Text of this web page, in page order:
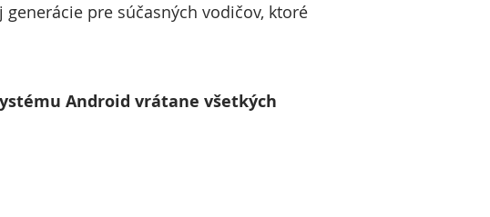
pre súčasných vodičov, ktoré
Android vrátane všetkých